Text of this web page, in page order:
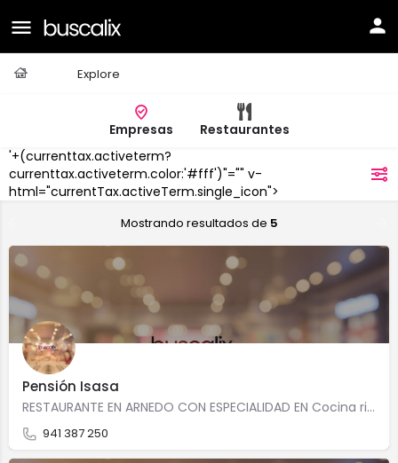
Explore
Empresas
Restaurantes
'+(currenttax.activeterm?
currenttax.activeterm.color:'#fff')"="" v-
html="currentTax.activeTerm.single_icon">
Arnedo
Mostrando resultados de 5
Pensión Isasa
RESTAURANTE EN ARNEDO CON ESPECIALIDAD EN Cocina riojanaCocina vasca Calle Don Felipe Abad León, 5…
941 387 250